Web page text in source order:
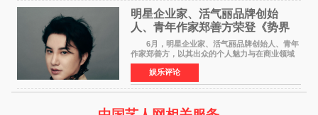
明星企业家、活气丽品牌创始
人、青年作家郑善方荣登《势界
POWERCIRCLES》6月刊
6月，明星企业家、活气丽品牌创始人、青年
作家郑善方，以其出众的个人魅力与在商业领域
的卓越建树，成功登上《势界
POWERCIRCLES》，展现了他在时尚与商业领
域的双重影响力。 明星企业家、青
娱乐评论